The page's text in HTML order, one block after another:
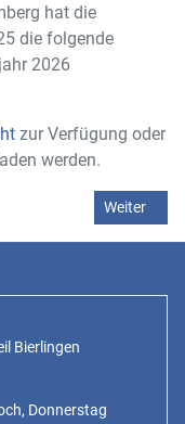
hat die
die folgende
2026
zur Verfügung oder
werden.
- Beschluss zur
Nächster
Weiter
Bierlingen
Donnerstag